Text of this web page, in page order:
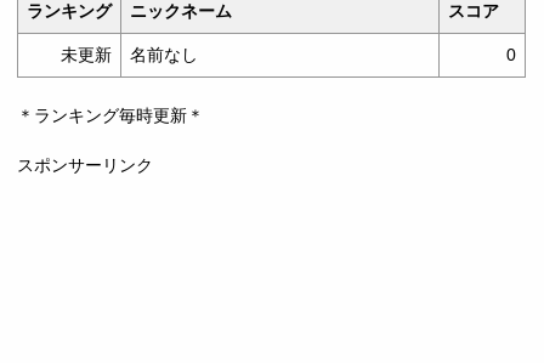
ランキング ニックネーム スコア
未更新 名前なし 0
＊ランキング毎時更新＊
スポンサーリンク